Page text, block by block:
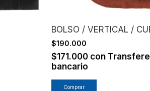
BOLSO / VERTICAL /
$190.000
$171.000 con
bancario